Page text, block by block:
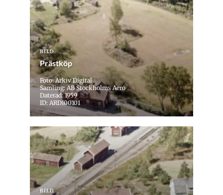
BILD
Prästköp
Foto: Arkiv Digital
Samling: AB Stockholms Aero
Daterad: 1959
ID: ARDI00101
BILD